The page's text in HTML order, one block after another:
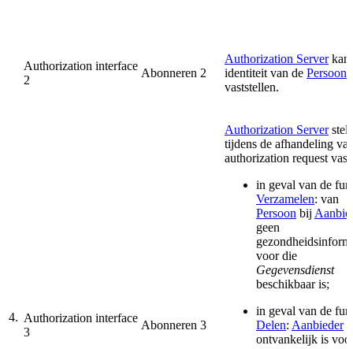
4.
Authorization interface
2
Abonneren 2
Authorization Serverkan
identiteit van de Persoon
vaststellen.
Authorization interface
3
Abonneren 3
Authorization Serverstelt
tijdens de afhandeling
authorization request vast
in geval van de
Verzamelen: van
Persoon bij
geen
voor die
Gegevensdienst
beschikbaar is;
in geval van de
Delen: Aanbieder
ontvankelijk is